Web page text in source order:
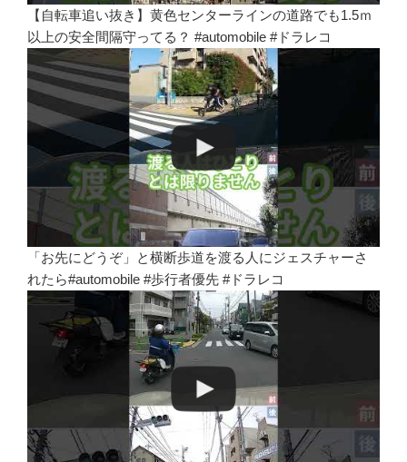
【自転車追い抜き】黄色センターラインの道路でも1.5ｍ
以上の安全間隔守ってる？ #automobile #ドラレコ
「お先にどうぞ」と横断歩道を渡る人にジェスチャーさ
れたら#automobile #歩行者優先 #ドラレコ